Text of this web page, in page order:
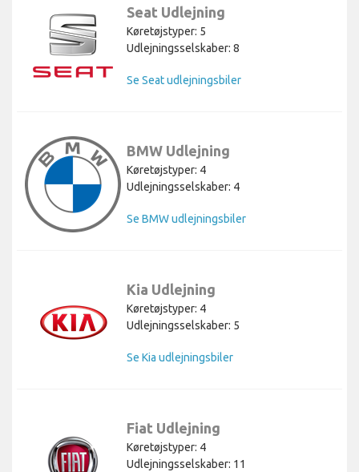
Seat Udlejning
Køretøjstyper: 5
Udlejningsselskaber: 8
Se Seat udlejningsbiler
BMW Udlejning
Køretøjstyper: 4
Udlejningsselskaber: 4
Se BMW udlejningsbiler
Kia Udlejning
Køretøjstyper: 4
Udlejningsselskaber: 5
Se Kia udlejningsbiler
Fiat Udlejning
Køretøjstyper: 4
Udlejningsselskaber: 11